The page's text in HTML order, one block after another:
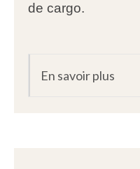
de cargo.
En savoir plus